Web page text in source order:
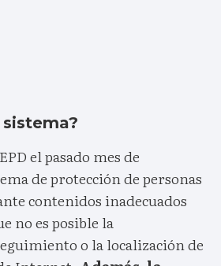
el pasado mes de
de protección de personas
contenidos inadecuados
no es posible la
o la localización de